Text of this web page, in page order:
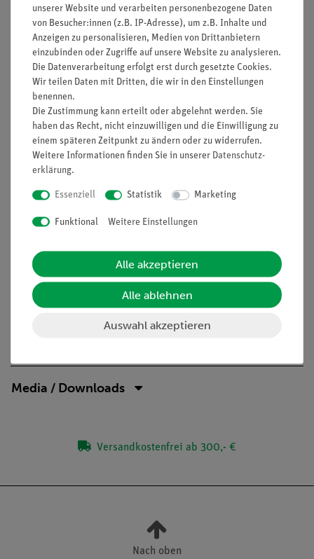
Keine zusätzlichen Kabelverbindungen zwischen den
Bausteinen nötig - übersichtlicherer und schnellerer
Aufbau
Kontaktsicherheit durch puzzelartig verzahnbare
Bausteine
Hartvergoldete, korrosionsbeständige Kontakte
Doppelter Lernerfolg: Elektrischer Schaltplan auf der
Ober- und reele Bauteile auf der Unterseite sichtbar
Aufgaben
Wie verändern sich Stromstärke und Spannung bei Belastung
Notiere jeweils Spannung und Stromstärke bei verschiedenen
Werten des Lastwiderstandes.
Media / Downloads
Versandkostenfrei ab 300,- €
Nach oben
unserer Website und verarbeiten personenbezogene Daten
von Besucher:innen (z.B. IP-Adresse), um z.B. Inhalte und
Anzeigen zu personalisieren, Medien von Drittanbietern
einzubinden oder Zugriffe auf unsere Website zu analysieren.
Die Datenverarbeitung erfolgt erst durch gesetzte Cookies.
Wir teilen Daten mit Dritten, die wir in den Einstellungen
benennen.
Die Zustimmung kann erteilt oder abgelehnt werden. Sie
haben das Recht, nicht einzuwilligen und die Einwilligung zu
einem späteren Zeitpunkt zu ändern oder zu widerrufen.
Weitere Informationen finden Sie in unserer Daten­schutz­
erklärung.
Essenziell Statistik Marketing
Funktional Weitere Einstellungen
Alle akzeptieren
Alle ablehnen
Auswahl akzeptieren